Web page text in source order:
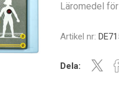
Läromedel
Artikel nr:
Dela: